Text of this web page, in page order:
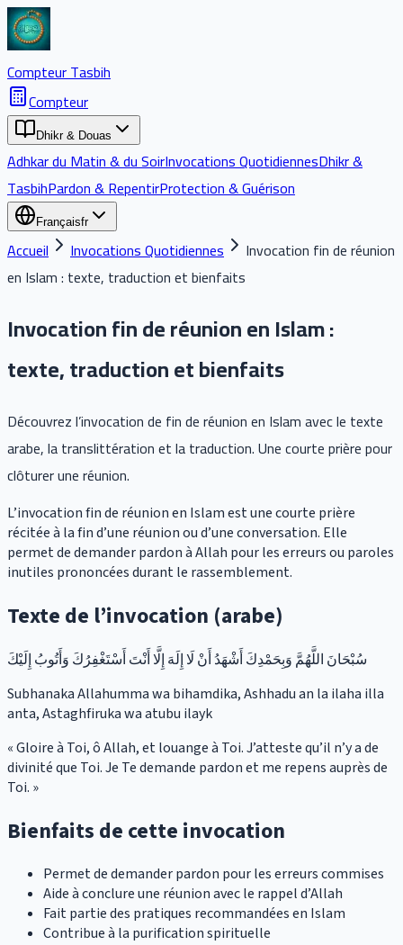
Compteur Tasbih
Compteur
Dhikr & Douas
Adhkar du Matin & du SoirInvocations QuotidiennesDhikr &
TasbihPardon & RepentirProtection & Guérison
Françaisfr
Accueil Invocations Quotidiennes
Invocation fin de réunion
en Islam : texte, traduction et bienfaits
Invocation fin de réunion en Islam :
texte, traduction et bienfaits
Découvrez l’invocation de fin de réunion en Islam avec le texte
arabe, la translittération et la traduction. Une courte prière pour
clôturer une réunion.
L’invocation fin de réunion en Islam est une courte prière
récitée à la fin d’une réunion ou d’une conversation. Elle
permet de demander pardon à Allah pour les erreurs ou paroles
inutiles prononcées durant le rassemblement.
Texte de l’invocation (arabe)
سُبْحَانَ اللَّهُمَّ وَبِحَمْدِكَ أَشْهَدُ أَنْ لَا إِلَهَ إِلَّا أَنْتَ أَسْتَغْفِرُكَ وَأَتُوبُ إِلَيْكَ
Subhanaka Allahumma wa bihamdika, Ashhadu an la ilaha illa
anta, Astaghfiruka wa atubu ilayk
« Gloire à Toi, ô Allah, et louange à Toi. J’atteste qu’il n’y a de
divinité que Toi. Je Te demande pardon et me repens auprès de
Toi. »
Bienfaits de cette invocation
Permet de demander pardon pour les erreurs commises
Aide à conclure une réunion avec le rappel d’Allah
Fait partie des pratiques recommandées en Islam
Contribue à la purification spirituelle